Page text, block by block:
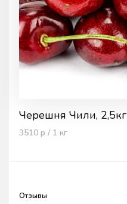
Черешня Чили, 2,5кг
3510 р / 1 кг
Отзывы